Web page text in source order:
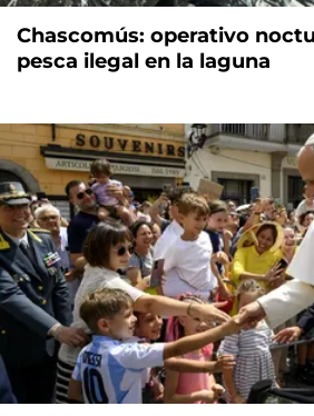
Chascomús: operativo
pesca ilegal en la laguna